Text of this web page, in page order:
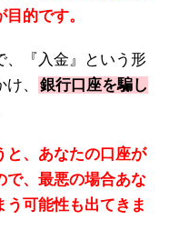
的です。
、『入金』という形
、
銀行口座を騙し
と、あなたの口座が
で、最悪の場合あな
可能性も出てきま